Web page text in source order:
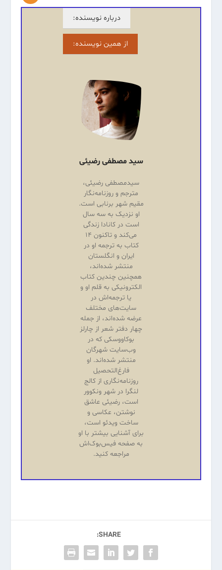
درباره نویسنده:
از همین نویسنده:
سید مصطفی رضیئی
سیدمصطفی رضیئی،
مترجم و روزنامه‌نگار
مقیم شهر برنابی است.
او نزدیک به سه سال
است در کانادا زندگی
می‌کند و تاکنون ۱۴
کتاب به ترجمه او در
ایران و انگلستان
منتشر شده‌اند،
همچنین چندین کتاب
الکترونیکی به قلم او و
یا ترجمه‌اش در
سایت‌های مختلف
عرضه شده‌اند، از جمله
چهار دفتر شعر از چارلز
بوکاووسکی که در
وب‌سایت شهرگان
منتشر شده‌اند. او
فارغ‌التحصیل
روزنامه‌نگاری از کالج
لنگرا در شهر ونکوور
است، رضیئی عاشق
نوشتن، عکاسی و
ساخت ویدئو است،
برای آشنایی بیشتر با او
به صفحه فیس‌بوک‌اش
مراجعه کنید.
SHARE: